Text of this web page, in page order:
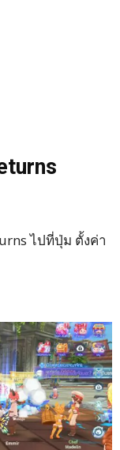
ไปที่ปุ่ม ตั้งค่า